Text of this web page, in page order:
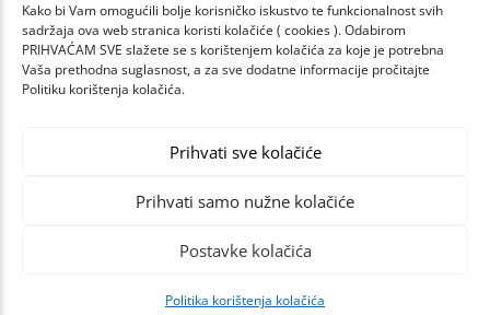
Kako bi Vam omogućili bolje korisničko iskustvo te funkcionalnost svih
sadržaja ova web stranica koristi kolačiće ( cookies ). Odabirom
PRIHVAĆAM SVE slažete se s korištenjem kolačića za koje je potrebna
Vaša prethodna suglasnost, a za sve dodatne informacije pročitajte
Politiku korištenja kolačića.
Prihvati sve kolačiće
Prihvati samo nužne kolačiće
Postavke kolačića
Politika korištenja kolačića